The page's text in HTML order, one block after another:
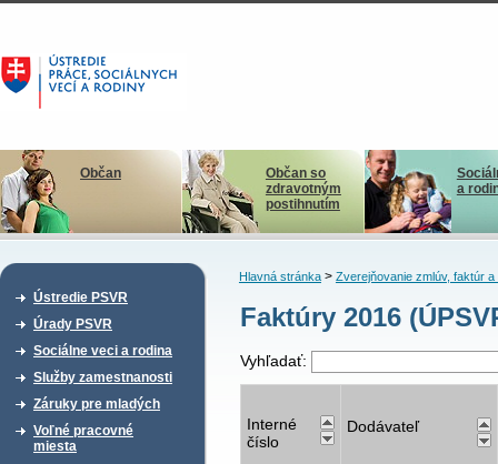
Občan
Občan so
zdravotným
postihnutím
a
Ústredie PSVR
Úrady PSVR
Sociálne veci a rodina
Služby zamestnanosti
Záruky pre mladých
Voľné pracovné
miesta
Hlavná stránka> Zverejňovanie zmlúv, faktúr a
Faktúry 2016
Vyhľadať:
Interné
číslo
Dodávateľ